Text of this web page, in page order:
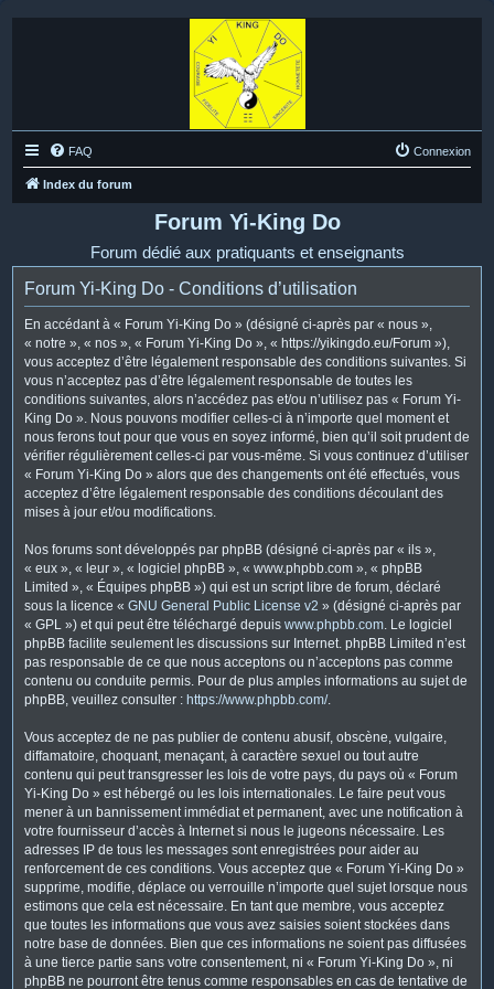
FAQ Connexion
Index du forum
Forum Yi-King Do
Forum dédié aux pratiquants et enseignants
Forum Yi-King Do - Conditions d’utilisation
En accédant à « Forum Yi-King Do » (désigné ci-après par « nous »,
« notre », « nos », « Forum Yi-King Do », « https://yikingdo.eu/Forum »),
vous acceptez d’être légalement responsable des conditions suivantes. Si
vous n’acceptez pas d’être légalement responsable de toutes les
conditions suivantes, alors n’accédez pas et/ou n’utilisez pas « Forum Yi-
King Do ». Nous pouvons modifier celles-ci à n’importe quel moment et
nous ferons tout pour que vous en soyez informé, bien qu’il soit prudent de
vérifier régulièrement celles-ci par vous-même. Si vous continuez d’utiliser
« Forum Yi-King Do » alors que des changements ont été effectués, vous
acceptez d’être légalement responsable des conditions découlant des
mises à jour et/ou modifications.
Nos forums sont développés par phpBB (désigné ci-après par « ils »,
« eux », « leur », « logiciel phpBB », « www.phpbb.com », « phpBB
Limited », « Équipes phpBB ») qui est un script libre de forum, déclaré
sous la licence « GNU General Public License v2 » (désigné ci-après par
« GPL ») et qui peut être téléchargé depuis www.phpbb.com. Le logiciel
phpBB facilite seulement les discussions sur Internet. phpBB Limited n’est
pas responsable de ce que nous acceptons ou n’acceptons pas comme
contenu ou conduite permis. Pour de plus amples informations au sujet de
phpBB, veuillez consulter : https://www.phpbb.com/.
Vous acceptez de ne pas publier de contenu abusif, obscène, vulgaire,
diffamatoire, choquant, menaçant, à caractère sexuel ou tout autre
contenu qui peut transgresser les lois de votre pays, du pays où « Forum
Yi-King Do » est hébergé ou les lois internationales. Le faire peut vous
mener à un bannissement immédiat et permanent, avec une notification à
votre fournisseur d’accès à Internet si nous le jugeons nécessaire. Les
adresses IP de tous les messages sont enregistrées pour aider au
renforcement de ces conditions. Vous acceptez que « Forum Yi-King Do »
supprime, modifie, déplace ou verrouille n’importe quel sujet lorsque nous
estimons que cela est nécessaire. En tant que membre, vous acceptez
que toutes les informations que vous avez saisies soient stockées dans
notre base de données. Bien que ces informations ne soient pas diffusées
à une tierce partie sans votre consentement, ni « Forum Yi-King Do », ni
phpBB ne pourront être tenus comme responsables en cas de tentative de